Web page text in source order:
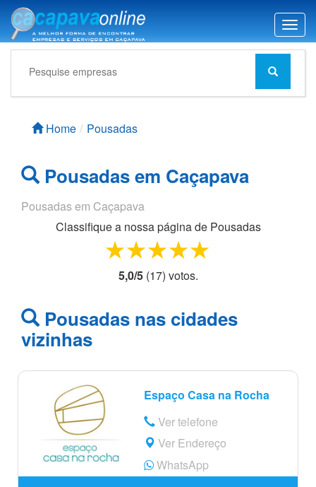
T
o
g
e
Home Pousadas
Pousadas em Caçapava
Pousadas em Caçapava
Classifique a nossa página de Pousadas
4 stars
3 stars
2 stars
1 star
5,0/5(17) votos.
Pousadas nas cidades
vizinhas
Espaço Casa na Rocha
Ver telefone
Ver Endereço
WhatsApp